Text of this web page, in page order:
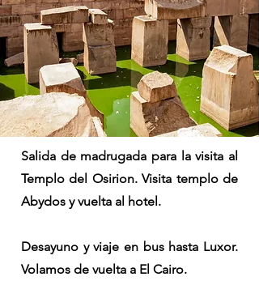
Salida de madrugada para la visita al
Templo del Osirion. Visita templo de
Abydos y vuelta al hotel.
Desayuno y viaje en bus hasta Luxor.
Volamos de vuelta a El Cairo.